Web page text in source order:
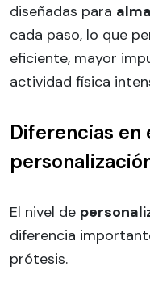
diseñadas para
cada paso, lo que
eficiente, mayor
actividad física
Diferencias en
El nivel de
diferencia
prótesis.